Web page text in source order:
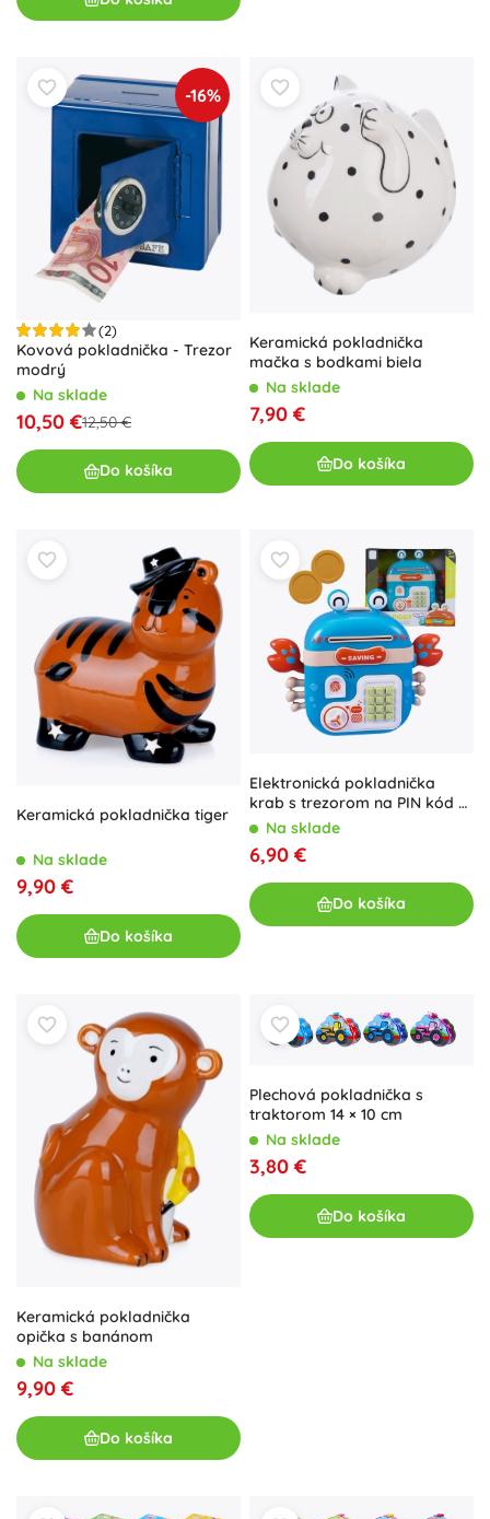
-16%
(2)
Kovová pokladnička - Trezor
modrý
Na sklade
10,50 €12,50 €
Do košíka
Keramická pokladnička
mačka s bodkami biela
Na sklade
7,90 €
Do košíka
Keramická pokladnička tiger
Na sklade
9,90 €
Do košíka
Elektronická pokladnička
krab s trezorom na PIN kód –
WOOPIE, modrá
Na sklade
6,90 €
Do košíka
Keramická pokladnička
opička s banánom
Na sklade
9,90 €
Do košíka
Plechová pokladnička s
traktorom 14 × 10 cm
Na sklade
3,80 €
Do košíka